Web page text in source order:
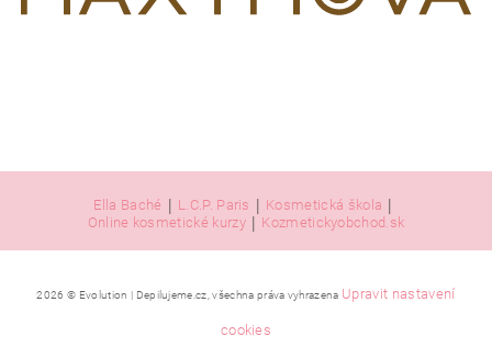
Ella Baché L.C.P. Paris Kosmetická škola
Online kosmetické kurzy Kozmetickyobchod.sk
2026 © Evolution | Depilujeme.cz, všechna práva vyhrazena Upravit nastavení
cookies